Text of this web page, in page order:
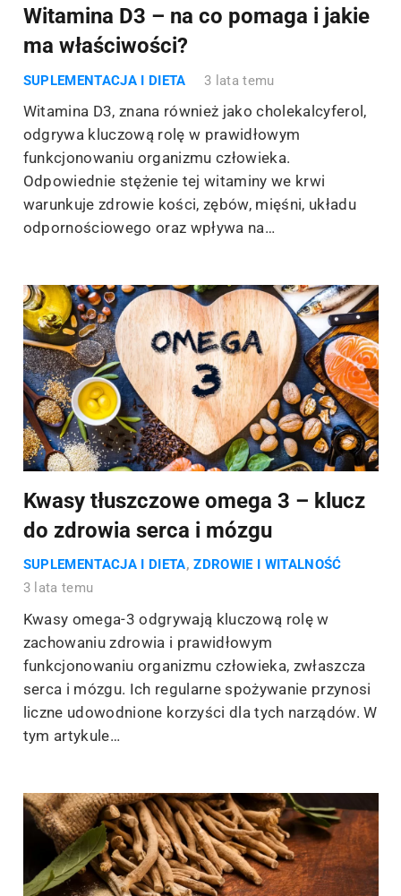
Witamina D3 – na co pomaga i jakie
ma właściwości?
SUPLEMENTACJA I DIETA 3 lata temu
Witamina D3, znana również jako cholekalcyferol,
odgrywa kluczową rolę w prawidłowym
funkcjonowaniu organizmu człowieka.
Odpowiednie stężenie tej witaminy we krwi
warunkuje zdrowie kości, zębów, mięśni, układu
odpornościowego oraz wpływa na…
Kwasy tłuszczowe omega 3 – klucz
do zdrowia serca i mózgu
SUPLEMENTACJA I DIETA,ZDROWIE I WITALNOŚĆ
3 lata temu
Kwasy omega-3 odgrywają kluczową rolę w
zachowaniu zdrowia i prawidłowym
funkcjonowaniu organizmu człowieka, zwłaszcza
serca i mózgu. Ich regularne spożywanie przynosi
liczne udowodnione korzyści dla tych narządów. W
tym artykule…